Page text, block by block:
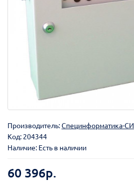
Производитель:Специнформатика-СИ
Код: 204344
Наличие: Есть в наличии
60 396р.